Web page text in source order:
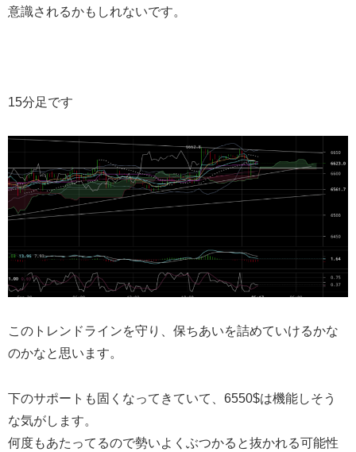
意識されるかもしれないです。
15分足です
このトレンドラインを守り、保ちあいを詰めていけるかな
のかなと思います。
下のサポートも固くなってきていて、6550$は機能しそう
な気がします。
何度もあたってるので勢いよくぶつかると抜かれる可能性